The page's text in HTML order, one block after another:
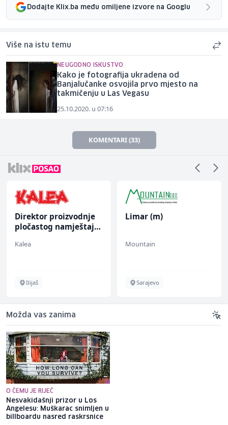
Dodajte Klix.ba među omiljene izvore na Googlu
Više na istu temu
NEUGODNO ISKUSTVO
Kako je fotografija ukradena od
Banjalučanke osvojila prvo mjesto na
takmičenju u Las Vegasu
25.10.2020. u 07:16
KOMENTARI (33)
Direktor proizvodnje
pločastog namještaja
Kalea
Ilijaš
Limar (m)
Mountain
Sarajevo
Možda vas zanima
O ČEMU JE RIJEČ
Nesvakidašnji prizor u Los
Angelesu: Muškarac snimljen u
billboardu nasred raskrsnice